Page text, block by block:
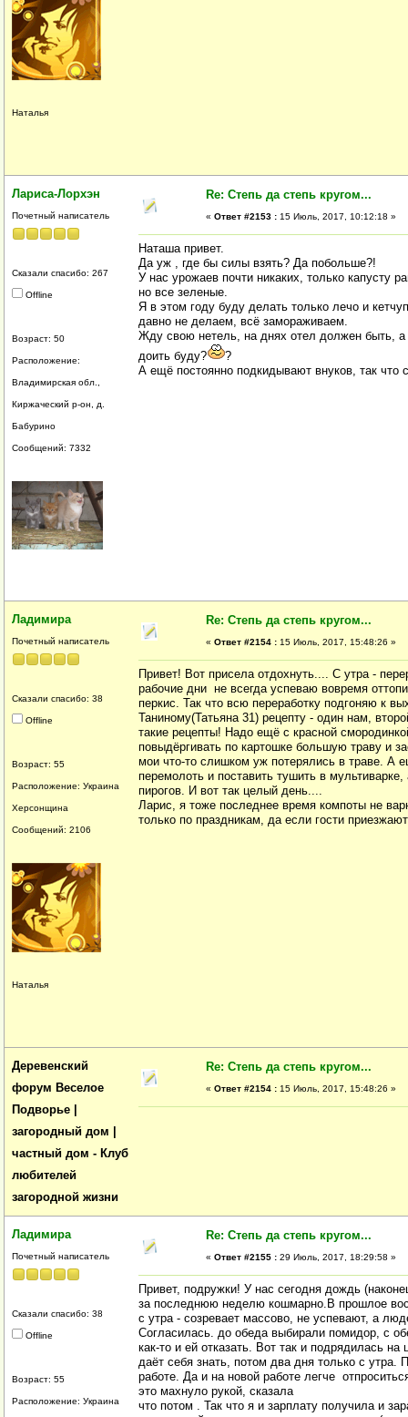
Наталья
Лариса-Лорхэн
Почетный написатель
Сказали спасибо: 267
Offline
Возраст: 50
Расположение:
Владимирская обл.,
Киржаческий р-он, д.
Бабурино
Сообщений: 7332
Re: Степь да степь кругом...
« Ответ #2153 : 15 Июль, 2017, 10:12:18 »
Наташа привет.
Да уж , где бы силы взять? Да побольше?!
У нас урожаев почти никаких, только капусту
но все зеленые.
Я в этом году буду делать только лечо и
давно не делаем, всё замораживаем.
Жду свою нетель, на днях отел должен быть, а
доить буду?
?
А ещё постоянно подкидывают внуков, так что
Ладимира
Почетный написатель
Сказали спасибо: 38
Offline
Возраст: 55
Расположение: Украина
Херсонщина
Сообщений: 2106
Наталья
Re: Степь да степь кругом...
« Ответ #2154 : 15 Июль, 2017, 15:48:26 »
Привет! Вот присела отдохнуть.... С утра -
рабочие дни не всегда успеваю вовремя
перкис. Так что всю переработку подгоняю к
Таниному(Татьяна 31) рецепту - один нам,
такие рецепты! Надо ещё с красной
повыдёргивать по картошке большую траву и
мои что-то слишком уж потерялись в траве. А
перемолоть и поставить тушить в
пирогов. И вот так целый день....
Ларис, я тоже последнее время компоты не
только по праздникам, да если гости
Деревенский
форум Веселое
Подворье |
загородный дом |
частный дом - Клуб
любителей
загородной жизни
Re: Степь да степь кругом...
« Ответ #2154 : 15 Июль, 2017, 15:48:26 »
Ладимира
Почетный написатель
Сказали спасибо: 38
Offline
Возраст: 55
Расположение: Украина
Re: Степь да степь кругом...
« Ответ #2155 : 29 Июль, 2017, 18:29:58 »
Привет, подружки! У нас сегодня дождь
за последнюю неделю кошмарно.В прошлое
с утра - созревает массово, не успевают, а
Согласилась. до обеда выбирали помидор, с
как-то и ей отказать. Вот так и подрядилась
даёт себя знать, потом два дня только с
работе. Да и на новой работе легче
это махнуло рукой, сказала
что потом . Так что я и зарплату получила и